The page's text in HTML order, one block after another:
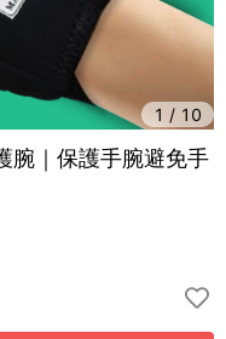
1 / 10
腕｜保護手腕避免手